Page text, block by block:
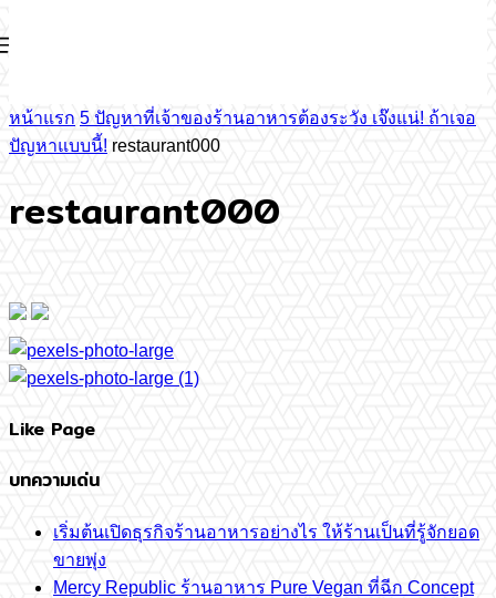
หน้าแรก 5 ปัญหาที่เจ้าของร้านอาหารต้องระวัง เจ๊งแน่! ถ้าเจอ
ปัญหาแบบนี้! restaurant000
restaurant000
Like Page
บทความเด่น
เริ่มต้นเปิดธุรกิจร้านอาหารอย่างไร ให้ร้านเป็นที่รู้จักยอด
ขายพุ่ง
Mercy Republic ร้านอาหาร Pure Vegan ที่ฉีก Concept